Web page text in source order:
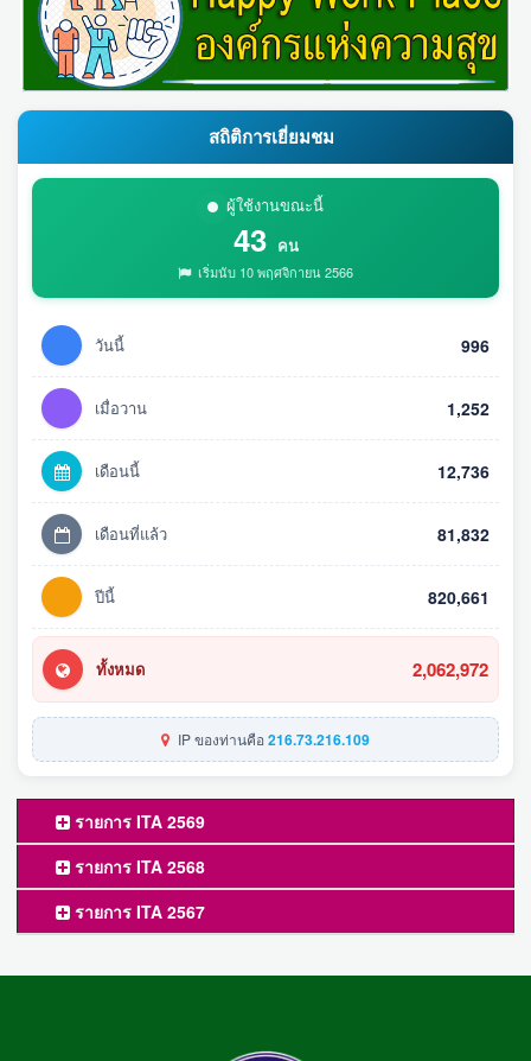
สถิติการเยี่ยมชม
ผู้ใช้งานขณะนี้
43 คน
เริ่มนับ 10 พฤศจิกายน 2566
วันนี้ 996
เมื่อวาน 1,252
เดือนนี้ 12,736
เดือนที่แล้ว 81,832
ปีนี้ 820,661
ทั้งหมด 2,062,972
IP ของท่านคือ216.73.216.109
รายการ ITA 2569
รายการ ITA 2568
รายการ ITA 2567